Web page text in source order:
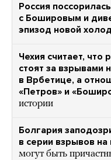
Россия
с Бошировым и
эпизод новой
Чехия считает, что
стоят за взрывами
в Врбетице, а
«Петров» и
истории
Болгария
в серии взрывов
могут быть